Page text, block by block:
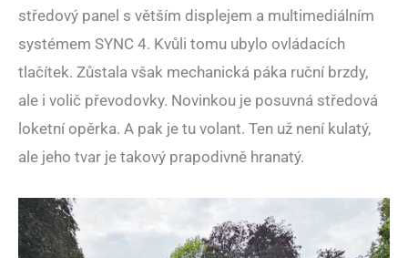
středový panel s větším displejem a multimediálním
systémem SYNC 4. Kvůli tomu ubylo ovládacích
tlačítek. Zůstala však mechanická páka ruční brzdy,
ale i volič převodovky. Novinkou je posuvná středová
loketní opěrka. A pak je tu volant. Ten už není kulatý,
ale jeho tvar je takový prapodivně hranatý.